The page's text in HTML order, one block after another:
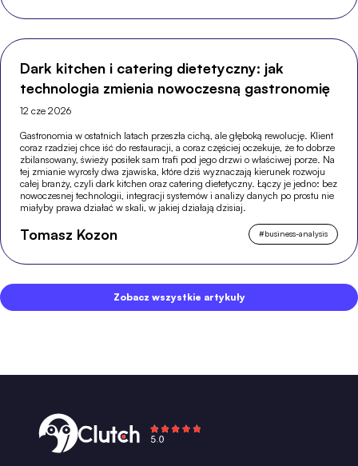
Dark kitchen i catering dietetyczny: jak
technologia zmienia nowoczesną gastronomię
12 cze 2026
Gastronomia w ostatnich latach przeszła cichą, ale głęboką rewolucję. Klient
coraz rzadziej chce iść do restauracji, a coraz częściej oczekuje, że to dobrze
zbilansowany, świeży posiłek sam trafi pod jego drzwi o właściwej porze. Na
tej zmianie wyrosły dwa zjawiska, które dziś wyznaczają kierunek rozwoju
całej branży, czyli dark kitchen oraz catering dietetyczny. Łączy je jedno: bez
nowoczesnej technologii, integracji systemów i analizy danych po prostu nie
miałyby prawa działać w skali, w jakiej działają dzisiaj.
Tomasz Kozon #business-analysis
Zobacz wszystkie artykuły